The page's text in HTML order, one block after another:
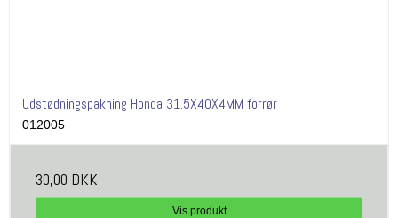
Udstødningspakning Honda 31.5X40X4MM forrør
012005
30,00 DKK
Vis produkt